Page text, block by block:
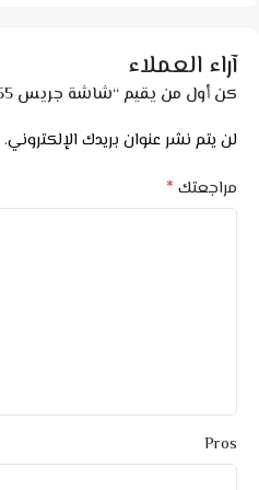
آراء العملاء
كن أول من يقيم “شاشة جريس 55 ويب اوس 4K”
لن يتم نشر عنوان بريدك الإلكتروني.
مراجعتك *
Pros